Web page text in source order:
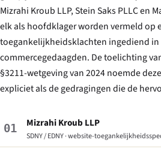
Mizrahi Kroub LLP, Stein Saks PLLC en
elk als hoofdklager worden vermeld op
toegankelijkheidsklachten ingediend in
commercegedaagden. De toelichting
§3211-wetgeving van 2024 noemde
expliciet als de gedragingen die de
01 Mizrahi Kroub LLP
SDNY / EDNY · website-